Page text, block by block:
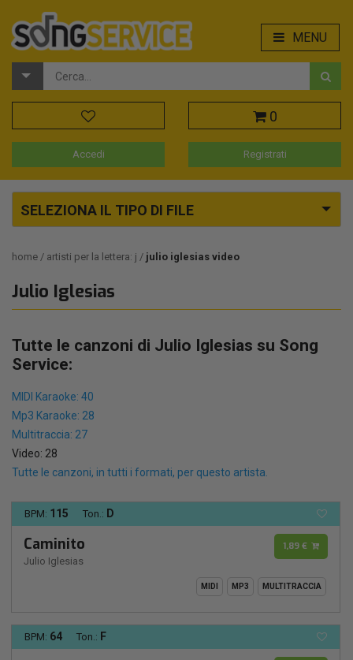
MENU
0
Accedi Registrati
SELEZIONA IL TIPO DI FILE
home artisti per la lettera: j julio iglesias video
Julio Iglesias
Tutte le canzoni di Julio Iglesias su Song
Service:
MIDI Karaoke: 40
Mp3 Karaoke: 28
Multitraccia: 27
Video: 28
Tutte le canzoni, in tutti i formati, per questo artista.
BPM: 115 Ton.: D
Caminito
Julio Iglesias
1,89 €
MIDI MP3 MULTITRACCIA
BPM: 64 Ton.: F